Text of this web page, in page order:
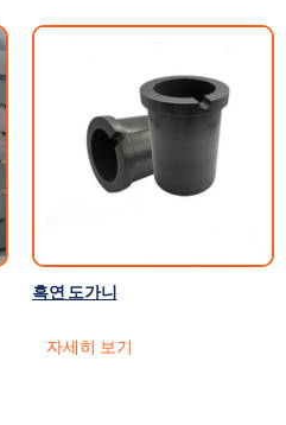
흑연 도가니
자세히 보기